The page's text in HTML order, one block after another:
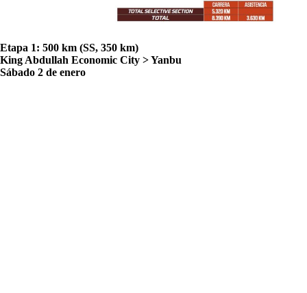
Etapa 1: 500 km (SS, 350 km)
King Abdullah Economic City > Yanbu
Sábado 2 de enero